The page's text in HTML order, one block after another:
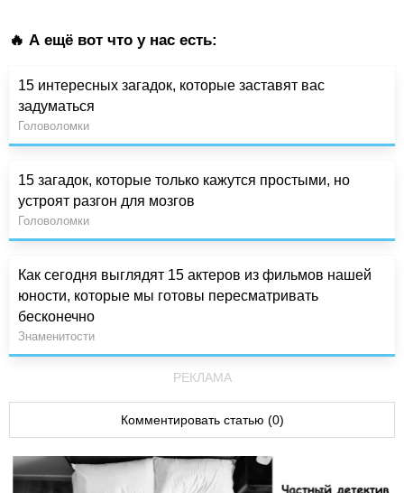
🔥 А ещё вот что у нас есть:
15 интересных загадок, которые заставят вас
задуматься
Головоломки
15 загадок, которые только кажутся простыми, но
устроят разгон для мозгов
Головоломки
Как сегодня выглядят 15 актеров из фильмов нашей
юности, которые мы готовы пересматривать
бесконечно
Знаменитости
РЕКЛАМА
Комментировать статью (0)